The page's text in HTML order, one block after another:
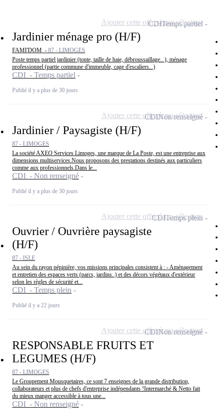
Jardinier ménage pro (H/F)
FAMI'DOM - 87 - LIMOGES
Poste temps partiel jardinier (tonte, taille de haie, débroussaillage...), ménage
professionnel (partie commune d'immeuble, cage d'escaliers...)
CDI - Temps partiel
Publié il y a plus de 30 jours
CDITemps partiel
Ajouter cette offre à ma sélection
Jardinier / Paysagiste (H/F)
87 - LIMOGES
La société AXEO Services Limoges, une marque de La Poste, est une entreprise aux
dimensions multiservices.Nous proposons des prestations destinés aux particuliers
comme aux professionnels.Dans le...
CDI - Non renseigné
Publié il y a plus de 30 jours
CDINon renseigné
Ajouter cette offre à ma sélection
Ouvrier / Ouvrière paysagiste
(H/F)
87 - ISLE
Au sein du rayon pépinière, vos missions principales consistent à : - Aménagement
et entretien des espaces verts (parcs, jardins..) et des décors végétaux d'extérieur
selon les règles de sécurité et...
CDI - Temps plein
Publié il y a 22 jours
CDITemps plein
Ajouter cette offre à ma sélection
RESPONSABLE FRUITS ET
LEGUMES (H/F)
87 - LIMOGES
Le Groupement Mousquetaires, ce sont 7 enseignes de la grande distribution,
collaborateurs et plus de chefs d'entreprise indépendants !Intermarché & Netto fait
du mieux manger accessible à tous une...
CDI - Non renseigné
CDINon renseigné
Ajouter cette offre à ma sélection